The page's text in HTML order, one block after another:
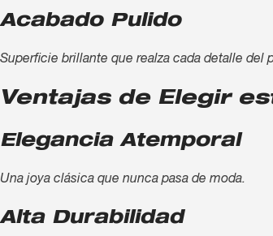
Acabado Pulido
Superficie brillante que realza cada detalle del
Ventajas de Elegir
Elegancia Atemporal
Una joya clásica que nunca pasa de moda.
Alta Durabilidad